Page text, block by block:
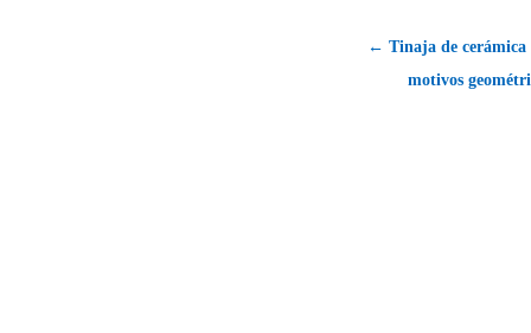
← Tinaja de cerámica
motivos